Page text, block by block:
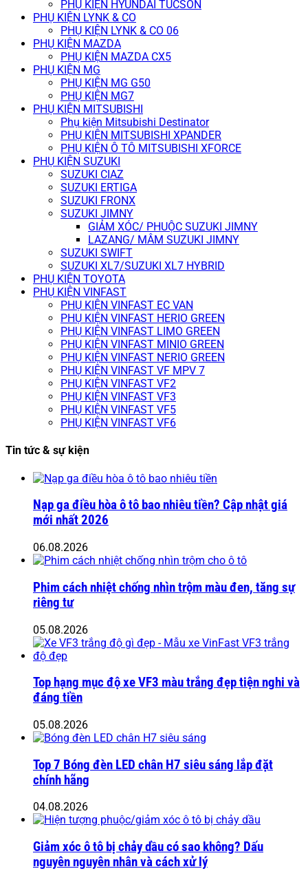
PHỤ KIỆN HYUNDAI TUCSON
PHỤ KIỆN LYNK & CO
PHỤ KIỆN LYNK & CO 06
PHỤ KIỆN MAZDA
PHỤ KIỆN MAZDA CX5
PHỤ KIỆN MG
PHỤ KIỆN MG G50
PHỤ KIỆN MG7
PHỤ KIỆN MITSUBISHI
Phụ kiện Mitsubishi Destinator
PHỤ KIỆN MITSUBISHI XPANDER
PHỤ KIỆN Ô TÔ MITSUBISHI XFORCE
PHỤ KIỆN SUZUKI
SUZUKI CIAZ
SUZUKI ERTIGA
SUZUKI FRONX
SUZUKI JIMNY
GIẢM XÓC/ PHUỘC SUZUKI JIMNY
LAZANG/ MÂM SUZUKI JIMNY
SUZUKI SWIFT
SUZUKI XL7/SUZUKI XL7 HYBRID
PHỤ KIỆN TOYOTA
PHỤ KIỆN VINFAST
PHỤ KIỆN VINFAST EC VAN
PHỤ KIỆN VINFAST HERIO GREEN
PHỤ KIỆN VINFAST LIMO GREEN
PHỤ KIỆN VINFAST MINIO GREEN
PHỤ KIỆN VINFAST NERIO GREEN
PHỤ KIỆN VINFAST VF MPV 7
PHỤ KIỆN VINFAST VF2
PHỤ KIỆN VINFAST VF3
PHỤ KIỆN VINFAST VF5
PHỤ KIỆN VINFAST VF6
Tin tức & sự kiện
Nạp ga điều hòa ô tô bao nhiêu tiền? Cập nhật giá
mới nhất 2026
06.08.2026
Phim cách nhiệt chống nhìn trộm màu đen, tăng sự
riêng tư
05.08.2026
Top hạng mục độ xe VF3 màu trắng đẹp tiện nghi và
đáng tiền
05.08.2026
Top 7 Bóng đèn LED chân H7 siêu sáng lắp đặt
chính hãng
04.08.2026
Giảm xóc ô tô bị chảy dầu có sao không? Dấu
nguyên nguyên nhân và cách xử lý